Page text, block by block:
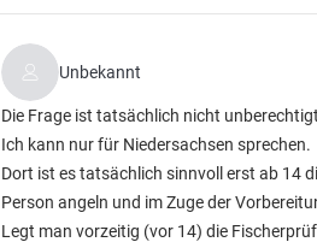
Unbekannt
Die Frage ist tatsächlich nicht
Ich kann nur für Niedersachsen sprechen.
Dort ist es tatsächlich sinnvoll erst ab 14
Person angeln und im Zuge der
Legt man vorzeitig (vor 14) die